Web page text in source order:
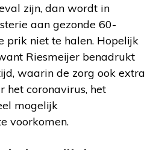
zijn, dan wordt in
aan gezonde 60-
prik niet te halen. Hopelijk
Riesmeijer benadrukt
waarin de zorg ook extra
het coronavirus, het
mogelijk
voorkomen.